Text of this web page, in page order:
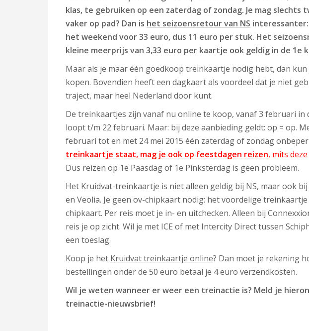
klas, te gebruiken op een zaterdag of zondag. Je mag slechts
vaker op pad? Dan is het seizoensretour van NS
het weekend voor 33 euro, dus 11 euro per stuk. Het
kleine meerprijs van 3,33 euro per kaartje ook geldig in de 1e
Maar als je maar één goedkoop treinkaartje nodig hebt, dan
kopen. Bovendien heeft een dagkaart als voordeel dat je niet
traject, maar heel Nederland door kunt.
De treinkaartjes zijn vanaf nu online te koop, vanaf 3 februari in
loopt t/m 22 februari. Maar: bij deze aanbieding geldt: op = op.
februari tot en met 24 mei 2015 één zaterdag of zondag
treinkaartje staat, mag je ook op feestdagen reizen, mits
Dus reizen op 1e Paasdag of 1e Pinksterdag is geen probleem.
Het Kruidvat-treinkaartje is niet alleen geldig bij NS, maar ook bij
en Veolia. Je geen ov-chipkaart nodig: het voordelige
chipkaart. Per reis moet je in- en uitchecken. Alleen bij
reis je op zicht. Wil je met ICE of met Intercity Direct tussen
een toeslag.
Koop je het Kruidvat treinkaartje online? Dan moet je rekening
bestellingen onder de 50 euro betaal je 4 euro verzendkosten.
Wil je weten wanneer er weer een treinactie is? Meld je
treinactie-nieuwsbrief!